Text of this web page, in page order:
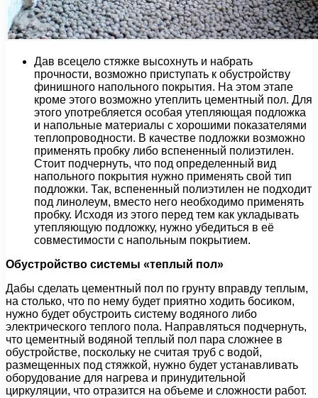
Дав всецело стяжке высохнуть и набрать
прочности, возможно приступать к обустройству
финишного напольного покрытия. На этом этапе
кроме этого возможно утеплить цементный пол. Для
этого употребляется особая утепляющая подложка
и напольные материалы с хорошими показателями
теплопроводности. В качестве подложки возможно
применять пробку либо вспененный полиэтилен.
Стоит подчернуть, что под определенный вид
напольного покрытия нужно применять свой тип
подложки. Так, вспененный полиэтилен не подходит
под линолеум, вместо него необходимо применять
пробку. Исходя из этого перед тем как укладывать
утепляющую подложку, нужно убедиться в её
совместимости с напольным покрытием.
Обустройство системы «теплый пол»
Дабы сделать цементный пол по грунту вправду теплым,
на столько, что по нему будет приятно ходить босиком,
нужно будет обустроить систему водяного либо
электрического теплого пола. Направляться подчернуть,
что цементный водяной теплый пол пара сложнее в
обустройстве, поскольку не считая труб с водой,
размещенных под стяжкой, нужно будет устанавливать
оборудование для нагрева и принудительной
циркуляции, что отразится на объеме и сложности работ.